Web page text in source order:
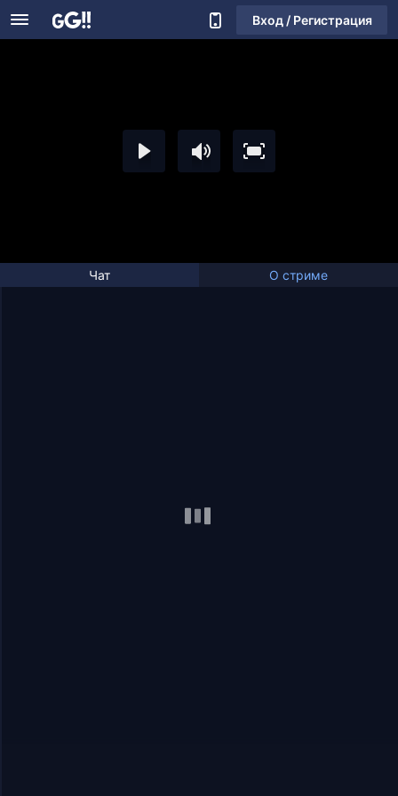
Вход / Регистрация
Чат О стриме